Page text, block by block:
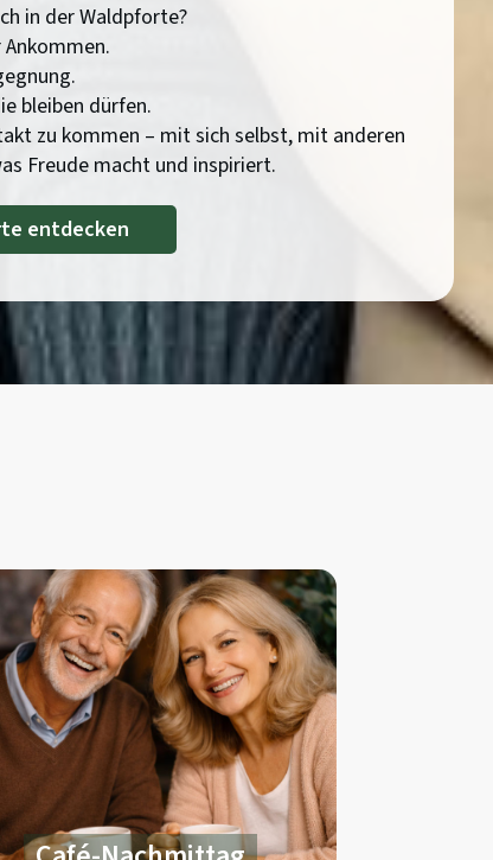
in der Waldpforte?
bleiben dürfen.
zu kommen – mit sich selbst, mit anderen
Freude macht und inspiriert.
entdecken